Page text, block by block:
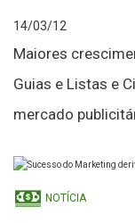
14/03/12
Maiores
Guias e Listas e
mercado
NOTÍCIA